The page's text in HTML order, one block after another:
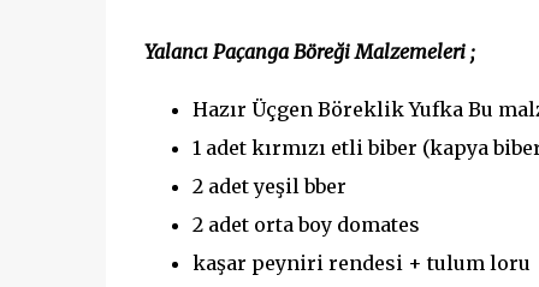
Yalancı Paçanga Böreği Malzemeleri ;
Hazır Üçgen Böreklik Yufka Bu
1 adet kırmızı etli biber (kapya
2 adet yeşil bber
2 adet orta boy domates
kaşar peyniri rendesi + tulum loru